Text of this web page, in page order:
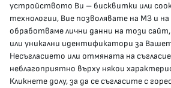
гр.София, 1000, пл. „Света
presscenter@mh.government.bg
устройството Ви – бисквитки или
технологии, Вие позволявате на МЗ и
обработваме лични данни на този
или уникални идентификатори за
Несъгласието или отмяната на
неблагоприятно върху някои
Кликнете долу, за да се съгласите с